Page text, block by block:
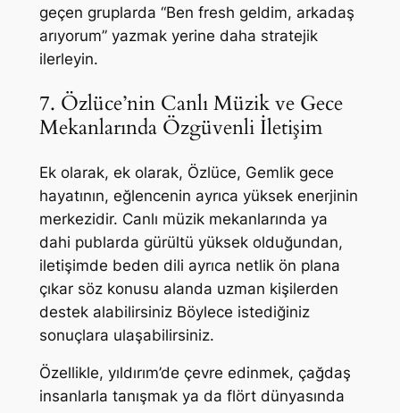
geçen gruplarda “Ben fresh geldim, arkadaş
arıyorum” yazmak yerine daha stratejik
ilerleyin.
7. Özlüce’nin Canlı Müzik ve Gece
Mekanlarında Özgüvenli İletişim
Ek olarak, ek olarak, Özlüce, Gemlik gece
hayatının, eğlencenin ayrıca yüksek enerjinin
merkezidir. Canlı müzik mekanlarında ya
dahi publarda gürültü yüksek olduğundan,
iletişimde beden dili ayrıca netlik ön plana
çıkar söz konusu alanda uzman kişilerden
destek alabilirsiniz Böylece istediğiniz
sonuçlara ulaşabilirsiniz.
Özellikle, yıldırım’de çevre edinmek, çağdaş
insanlarla tanışmak ya da flört dünyasında